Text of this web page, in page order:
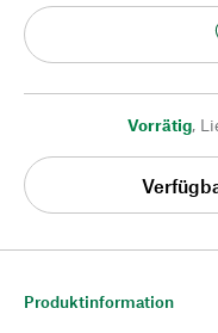
Vorrätig,
Produktinformation